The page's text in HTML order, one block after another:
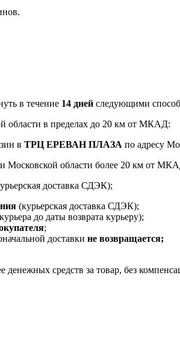
в течение 14 дней следующими
области в пределах до 20 км от МКАД:
в ТРЦ ЕРЕВАН ПЛАЗА по адресу
Московской области более 20 км от
доставка СДЭК);
(курьерская доставка СДЭК);
до даты возврата курьеру);
;
доставки не возвращается;
денежных средств за товар, без